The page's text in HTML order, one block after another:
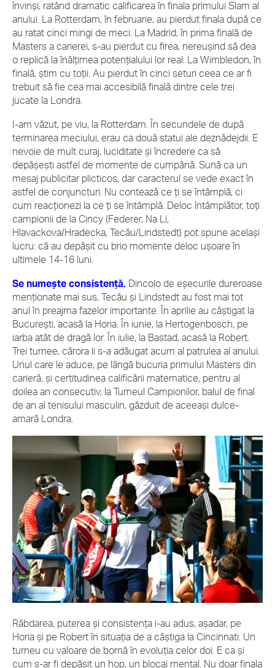
învinși, ratând dramatic calificarea în finala primului Slam al
anului. La Rotterdam, în februarie, au pierdut finala după ce
au ratat cinci mingi de meci. La Madrid, în prima finală de
Masters a carierei, s-au pierdut cu firea, nereușind să dea
o replică la înălțimea potențialului lor real. La Wimbledon, în
finală, știm cu toții. Au pierdut în cinci seturi ceea ce ar fi
trebuit să fie cea mai accesibilă finală dintre cele trei
jucate la Londra.
I-am văzut, pe viu, la Rotterdam. În secundele de după
terminarea meciului, erau ca două statui ale deznădejdii. E
nevoie de mult curaj, luciditate și încredere ca să
depășești astfel de momente de cumpănă. Sună ca un
mesaj publicitar plicticos, dar caracterul se vede exact în
astfel de conjuncturi. Nu contează ce ți se întâmplă, ci
cum reacționezi la ce ți se întâmplă. Deloc întâmplător, toți
campionii de la Cincy (Federer, Na Li,
Hlavackova/Hradecka, Tecău/Lindstedt) pot spune același
lucru: că au depășit cu brio momente deloc ușoare în
ultimele 14-16 luni.
Se numește consistență. Dincolo de eșecurile dureroase
menționate mai sus, Tecău și Lindstedt au fost mai tot
anul în preajma fazelor importante. În aprilie au câștigat la
București, acasă la Horia. În iunie, la Hertogenbosch, pe
iarba atât de dragă lor. În iulie, la Bastad, acasă la Robert.
Trei turnee, cărora li s-a adăugat acum al patrulea al anului.
Unul care le aduce, pe lângă bucuria primului Masters din
carieră, și certitudinea calificării matematice, pentru al
doilea an consecutiv, la Turneul Campionilor, balul de final
de an al tenisului masculin, găzduit de aceeași dulce-
amară Londra.
Răbdarea, puterea și consistența i-au adus, așadar, pe
Horia și pe Robert în situația de a câștiga la Cincinnati. Un
turneu cu valoare de bornă în evoluția celor doi. E ca și
cum s-ar fi depășit un hop, un blocaj mental. Nu doar finala